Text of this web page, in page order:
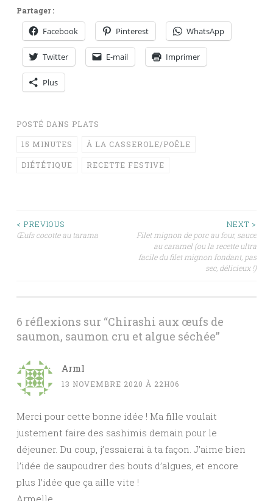
Partager :
Facebook Pinterest WhatsApp
Twitter E-mail Imprimer
Plus
POSTÉ DANS PLATS
15 MINUTES À LA CASSEROLE/POÊLE
DIÉTÉTIQUE RECETTE FESTIVE
Navigation
< PREVIOUS
Œufs cocotte au tarama
NEXT >
Filet mignon de porc au four, sauce
au caramel (ou la recette ultra
facile du filet mignon fondant, pas
sec, délicieux !)
6 réflexions sur “Chirashi aux œufs de
saumon, saumon cru et algue séchée”
Arml
13 NOVEMBRE 2020 À 22H06
Merci pour cette bonne idée ! Ma fille voulait
justement faire des sashimis demain pour le
déjeuner. Du coup, j’essaierai à ta façon. J’aime bien
l’idée de saupoudrer des bouts d’algues, et encore
plus l’idée que ça aille vite !
Armelle